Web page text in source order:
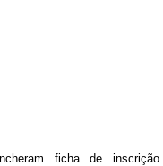
ficha de inscrição